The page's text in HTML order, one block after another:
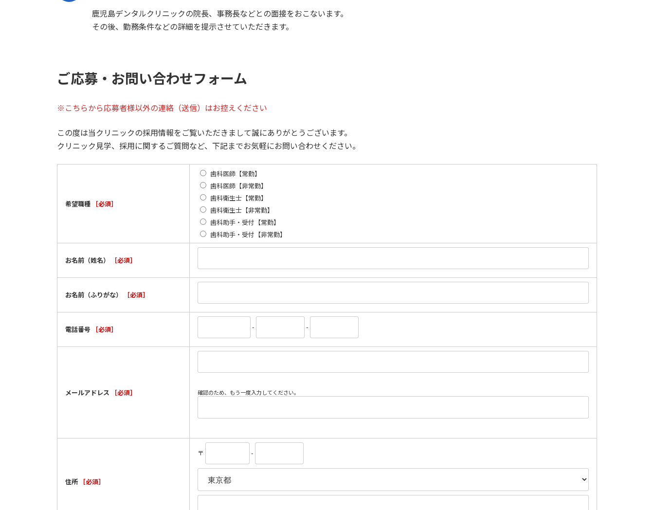
鹿児島デンタルクリニックの院長、事務長などとの面接をおこないます。
その後、勤務条件などの詳細を提示させていただきます。
ご応募・お問い合わせフォーム
※こちらから応募者様以外の連絡（送信）はお控えください
この度は当クリニックの採用情報をご覧いただきまして誠にありがとうございます。
クリニック見学、採用に関するご質問など、下記までお気軽にお問い合わせください。
希望職種 ［必須］
歯科医師【常勤】
歯科医師【非常勤】
歯科衛生士【常勤】
歯科衛生士【非常勤】
歯科助手・受付【常勤】
歯科助手・受付【非常勤】
お名前（姓名） ［必須］
お名前（ふりがな） ［必須］
電話番号 ［必須］ - -
メールアドレス ［必須］ 確認のため、もう一度入力してください。
住所 ［必須］
〒 -